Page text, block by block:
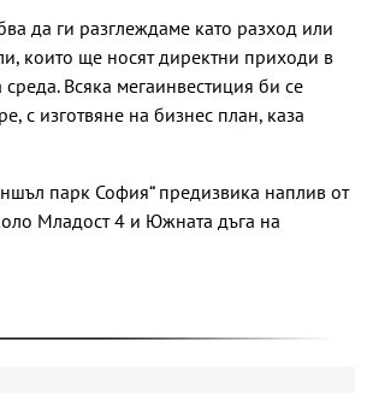
да ги разглеждаме като разход или
които ще носят директни приходи в
Всяка мегаинвестиция би се
с изготвяне на бизнес план, каза
парк София“ предизвика наплив от
Младост 4 и Южната дъга на
Черно море
дублиращия си отбор
посланичката на